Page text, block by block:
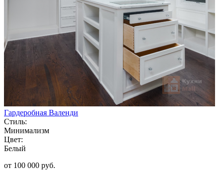
Гардеробная Валенди
Стиль:
Минимализм
Цвет:
Белый
от 100 000 руб.